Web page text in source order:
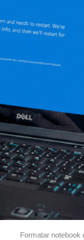
Formatar notebook